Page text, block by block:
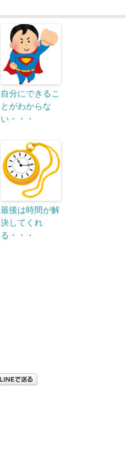
自分にできるこ
とがわからな
い・・・
最後は時間が解
決してくれ
る・・・